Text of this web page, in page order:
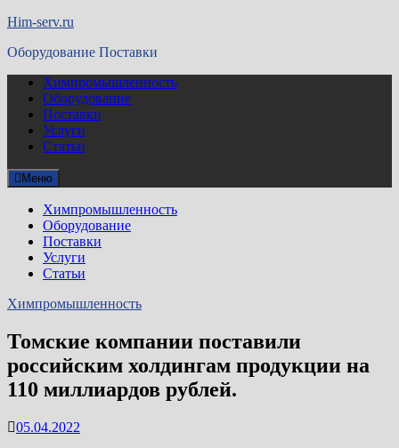
Перейти
содержимому
Him-serv.ru
Оборудование Поставки
Химпромышленность
Оборудование
Поставки
Услуги
Статьи
Меню
Химпромышленность
Оборудование
Поставки
Услуги
Статьи
Химпромышленность
Томские компании поставили
российским холдингам продукции на
110 миллиардов рублей.
05.04.2022